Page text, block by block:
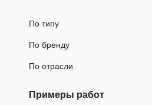
По типу
По бренду
По отрасли
Примеры работ